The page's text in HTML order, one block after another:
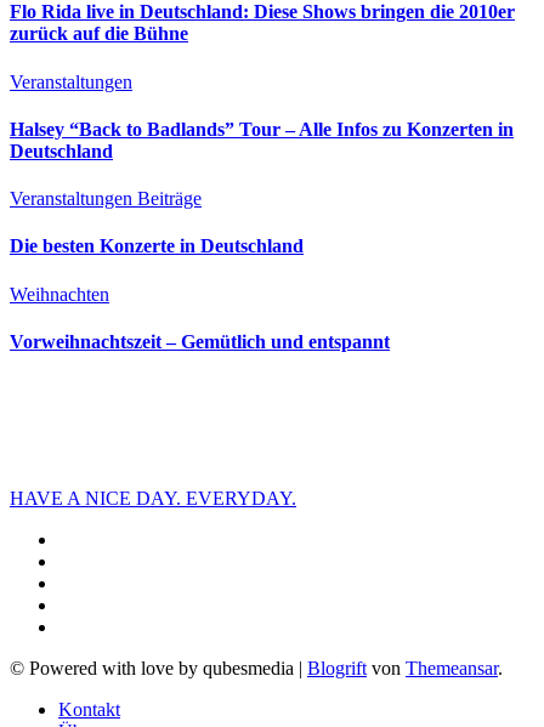
Flo Rida live in Deutschland: Diese Shows bringen die 2010er
zurück auf die Bühne
Veranstaltungen
Halsey “Back to Badlands” Tour – Alle Infos zu Konzerten in
Deutschland
Veranstaltungen Beiträge
Die besten Konzerte in Deutschland
Weihnachten
Vorweihnachtszeit – Gemütlich und entspannt
HAVE A NICE DAY. EVERYDAY.
© Powered with love by qubesmedia | Blogrift von Themeansar.
Kontakt